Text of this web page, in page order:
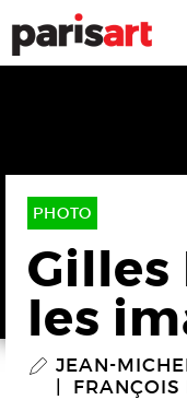
PHOTO
Gilles
les
P JEAN-
FRANÇOIS